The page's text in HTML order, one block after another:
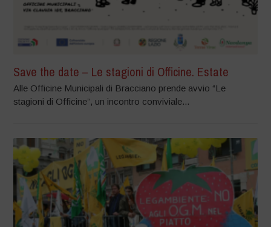
Save the date – Le stagioni di Officine. Estate
Alle Officine Municipali di Bracciano prende avvio “Le
stagioni di Officine”, un incontro conviviale...